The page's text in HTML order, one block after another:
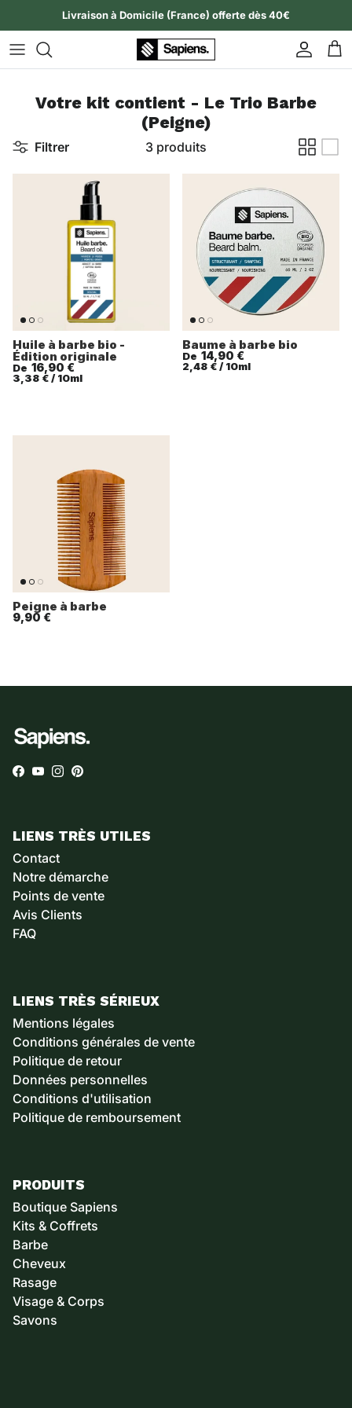
Livraison à Domicile (France) offerte dès 40€
Compte
Votre kit contient - Le Trio Barbe
(Peigne)
Filtrer 3 produits
Huile à barbe bio -
Édition originale
De 16,90 €
Prix unitaire
3,38 €/10ml
Baume à barbe bio
De 14,90 €
Prix unitaire
2,48 €/10ml
Peigne à barbe
9,90 €
Facebook
YouTube
Instagram
Pinterest
LIENS TRÈS UTILES
Contact
Notre démarche
Points de vente
Avis Clients
FAQ
LIENS TRÈS SÉRIEUX
Mentions légales
Conditions générales de vente
Politique de retour
Données personnelles
Conditions d'utilisation
Politique de remboursement
PRODUITS
Boutique Sapiens
Kits & Coffrets
Barbe
Cheveux
Rasage
Visage & Corps
Savons